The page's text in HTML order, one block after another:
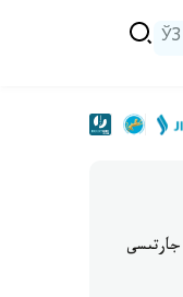
ЎЗ
جارتىسى